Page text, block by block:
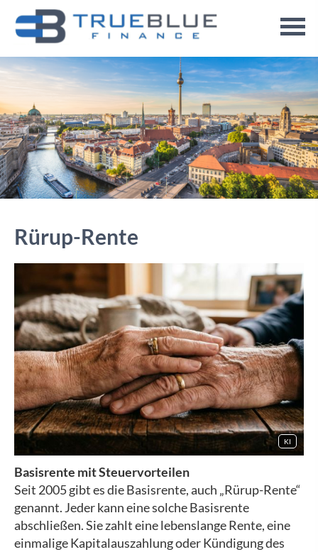
Rürup-Rente
KI
Basisrente mit Steuervorteilen
Seit 2005 gibt es die Basisrente, auch „Rürup-Rente“
genannt. Jeder kann eine solche Basisrente
abschließen. Sie zahlt eine lebenslange Rente, eine
einmalige Kapitalauszahlung oder Kündigung des